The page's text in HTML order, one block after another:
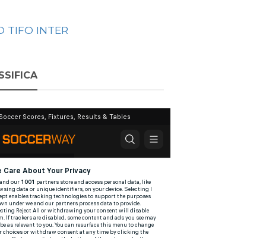
TIFO INTER